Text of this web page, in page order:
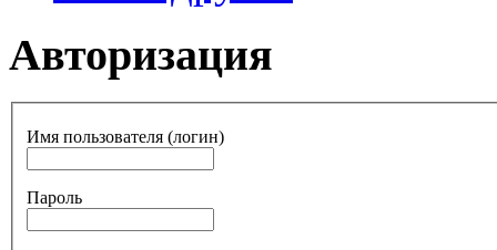
Авторизация
Имя пользователя (логин)
Пароль